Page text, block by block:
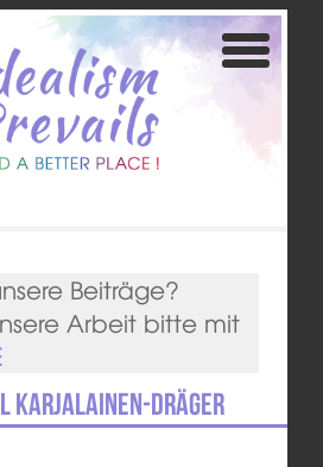
Beiträge?
Arbeit bitte mit
Karjalainen-Dräger